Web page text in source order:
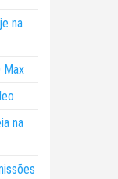
na
Max
na